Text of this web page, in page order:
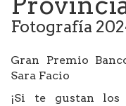
Fotografía
Gran Premio
Sara Facio
¡Si te gustan los